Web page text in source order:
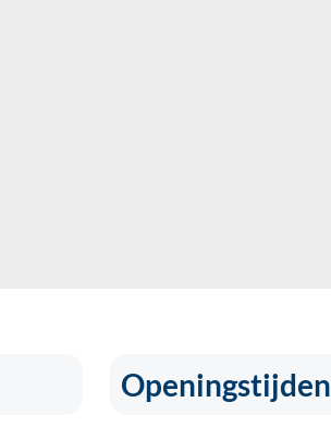
Openingstijden